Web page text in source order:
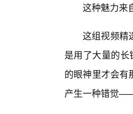
这种魅力来
这组视频精
是用了大量的
的眼神里才会有
产生一种错觉